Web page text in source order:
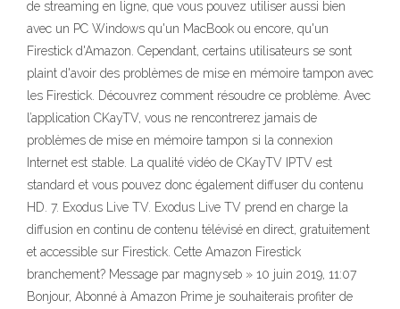
de streaming en ligne, que vous pouvez utiliser aussi bien
avec un PC Windows qu'un MacBook ou encore, qu'un
Firestick d'Amazon. Cependant, certains utilisateurs se sont
plaint d'avoir des problèmes de mise en mémoire tampon avec
les Firestick. Découvrez comment résoudre ce problème. Avec
l’application CKayTV, vous ne rencontrerez jamais de
problèmes de mise en mémoire tampon si la connexion
Internet est stable. La qualité vidéo de CKayTV IPTV est
standard et vous pouvez donc également diffuser du contenu
HD. 7. Exodus Live TV. Exodus Live TV prend en charge la
diffusion en continu de contenu télévisé en direct, gratuitement
et accessible sur Firestick. Cette Amazon Firestick
branchement? Message par magnyseb » 10 juin 2019, 11:07
Bonjour, Abonné à Amazon Prime je souhaiterais profiter de